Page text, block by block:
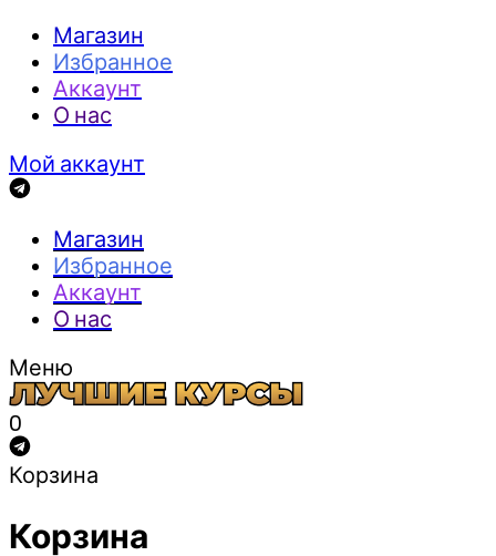
Магазин
Избранное
Аккаунт
О нас
Мой аккаунт
Магазин
Избранное
Аккаунт
О нас
Меню
0
Корзина
Корзина